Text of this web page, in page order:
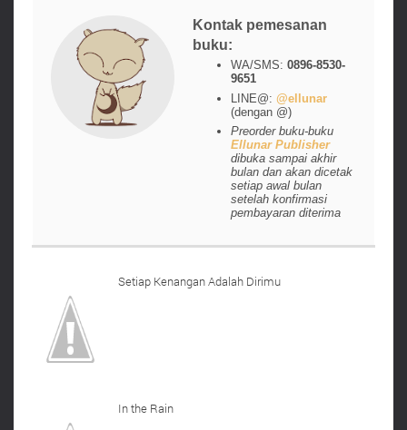
Kontak pemesanan
buku:
WA/SMS:0896-8530-
9651
LINE@:@ellunar
(dengan @)
Preorder buku-buku
Ellunar Publisher
dibuka sampai akhir
bulan dan akan dicetak
setiap awal bulan
setelah konfirmasi
pembayaran diterima
Setiap Kenangan Adalah Dirimu
In the Rain